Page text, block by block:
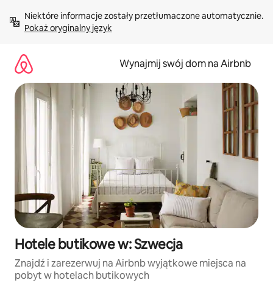
treści Pokaż oryginalny język
Wynajmij swój dom na Airbnb
Hotele butikowe w: Szwecja
Znajdź i zarezerwuj na Airbnb wyjątkowe miejsca na
pobyt w hotelach butikowych